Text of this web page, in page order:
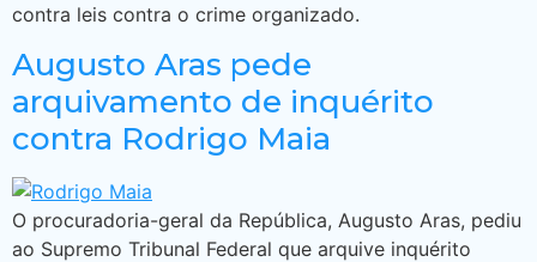
contra leis contra o crime organizado.
Augusto Aras pede
arquivamento de inquérito
contra Rodrigo Maia
O procuradoria-geral da República, Augusto Aras, pediu
ao Supremo Tribunal Federal que arquive inquérito